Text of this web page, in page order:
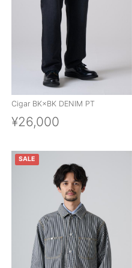
Cigar BK×BK DENIM PT
¥26,000
SALE